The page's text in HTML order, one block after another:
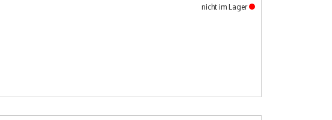
nicht im Lager